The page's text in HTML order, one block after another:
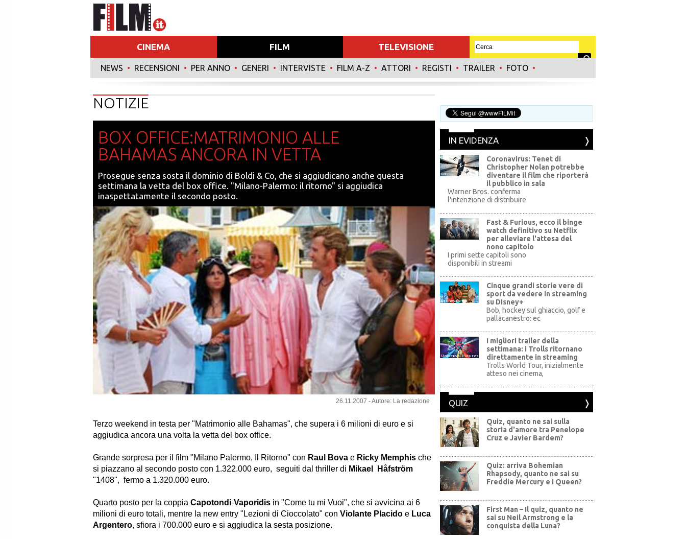
CINEMA FILM TELEVISIONE
NEWS • RECENSIONI • PER ANNO • GENERI • INTERVISTE • FILM A-Z • ATTORI • REGISTI • TRAILER • FOTO •
NOTIZIE
BOX OFFICE:MATRIMONIO ALLE
BAHAMAS ANCORA IN VETTA
Prosegue senza sosta il dominio di Boldi & Co, che si aggiudicano anche questa
settimana la vetta del box office. "Milano-Palermo: il ritorno" si aggiudica
inaspettatamente il secondo posto.
26.11.2007 - Autore: La redazione
Terzo weekend in testa per "Matrimonio alle Bahamas", che supera i 6 milioni di euro e si
aggiudica ancora una volta la vetta del box office.
Grande sorpresa per il film "Milano Palermo, Il Ritorno" con Raul Bova e Ricky Memphis che
si piazzano al secondo posto con 1.322.000 euro, seguiti dal thriller di Mikael Håfström
"1408", fermo a 1.320.000 euro.
Quarto posto per la coppia Capotondi-Vaporidis in "Come tu mi Vuoi", che si avvicina ai 6
milioni di euro totali, mentre la new entry " Lezioni di Cioccolato" con Violante Placido e Luca
Argentero, sfiora i 700.000 euro e si aggiudica la sesta posizione.
IN EVIDENZA
WB
Coronavirus: Tenet di
Christopher Nolan potrebbe
diventare il film che riporterà
il pubblico in sala
Warner Bros. conferma
l'intenzione di distribuire
Fast & Furious, ecco il binge
watch definitivo su Netflix
per alleviare l'attesa del
nono capitolo
I primi sette capitoli sono
disponibili in streami
Disney+
Cinque grandi storie vere di
sport da vedere in streaming
su DIsney+
Bob, hockey sul ghiaccio, golf e
pallacanestro: ec
Universal Pictures
I migliori trailer della
settimana: i Trolls ritornano
direttamente in streaming
Trolls World Tour, inizialmente
atteso nei cinema,
QUIZ
Quiz, quanto ne sai sulla
storia d'amore tra Penelope
Cruz e Javier Bardem?
Quiz: arriva Bohemian
Rhapsody, quanto ne sai su
Freddie Mercury e i Queen?
First Man – Il quiz, quanto ne
sai su Neil Armstrong e la
conquista della Luna?